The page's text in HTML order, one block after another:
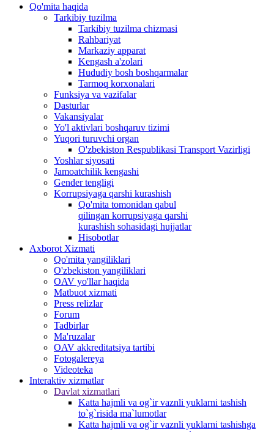
Qo'mita haqida
Tarkibiy tuzilma
Tarkibiy tuzilma chizmasi
Rahbariyat
Markaziy apparat
Kengash a'zolari
Hududiy bosh boshqarmalar
Tarmoq korxonalari
Funksiya va vazifalar
Dasturlar
Vakansiyalar
Yo'l aktivlari boshqaruv tizimi
Yuqori turuvchi organ
O'zbekiston Respublikasi Transport Vazirligi
Yoshlar siyosati
Jamoatchilik kengashi
Gender tengligi
Korrupsiyaga qarshi kurashish
Qo'mita tomonidan qabul
qilingan korrupsiyaga qarshi
kurashish sohasidagi hujjatlar
Hisobotlar
Аxborot Xizmati
Qo'mita yangiliklari
O'zbekiston yangiliklari
OAV yo'llar haqida
Matbuot xizmati
Press relizlar
Forum
Tadbirlar
Ma'ruzalar
OAV akkreditatsiya tartibi
Fotogalereya
Videoteka
Interaktiv xizmatlar
Davlat xizmatlari
Katta hajmli va og`ir vaznli yuklarni tashish
to`g`risida ma`lumotlar
Katta hajmli va og`ir vaznli yuklarni tashishga